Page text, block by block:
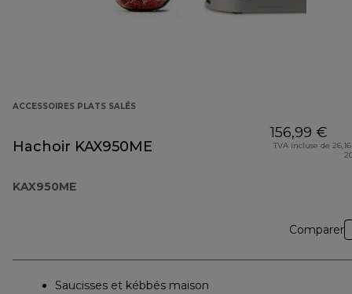
ACCESSOIRES PLATS SALÉS
Hachoir KAX950ME
KAX950ME
156,99 €
TVA incluse de
Comparer
Saucisses et kébbés maison